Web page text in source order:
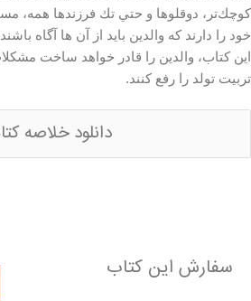
كوچك‌تر، دوقلوها و حتي تك فرزندها همه،
خود را دارند كه والدين بايد از آن ها آگاه
اين كتاب، والدين را قادر خواهد ساخت
تربيت تولد را رفع كنند.
دانلود خلاصه
سفارش این کتاب